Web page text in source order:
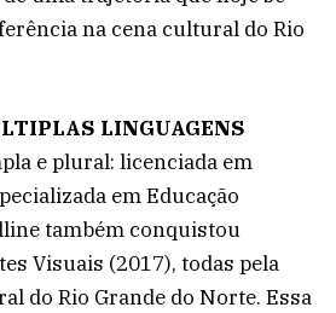
na cena cultural do Rio
LINGUAGENS
e plural: licenciada em
em Educação
também conquistou
Visuais (2017), todas pela
do Rio Grande do Norte. Essa